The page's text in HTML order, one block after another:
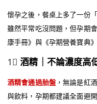
懷孕之後，餐桌上多了一份
雖然平常吃沒問題，但孕期
康手冊》與《孕期營養寶典
1⃣ 酒精｜不論濃度高
酒精會通過胎盤，無論是紅
與飲料，孕期都建議全面避開